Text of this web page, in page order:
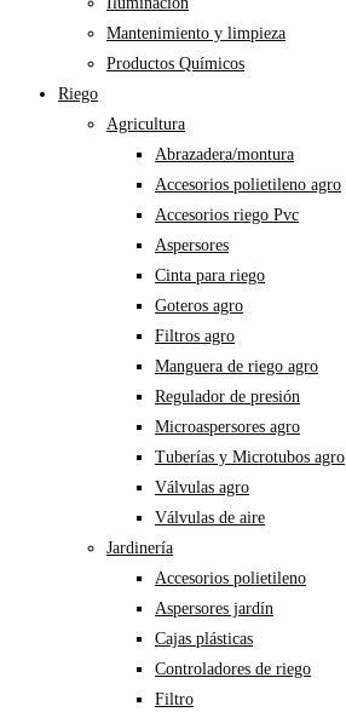
Mantenimiento y limpieza
Productos Químicos
Riego
Agricultura
Abrazadera/montura
Accesorios polietileno agro
Accesorios riego Pvc
Aspersores
Cinta para riego
Goteros agro
Filtros agro
Manguera de riego agro
Regulador de presión
Microaspersores agro
Tuberías y Microtubos agro
Válvulas agro
Válvulas de aire
Jardinería
Accesorios polietileno
Aspersores jardín
Cajas plásticas
Controladores de riego
Filtro